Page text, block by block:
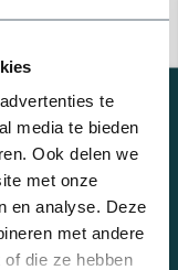
te
media te bieden
Ook delen we
met onze
en analyse. Deze
met andere
die ze hebben
|
€2,28 Beregeningsplan?